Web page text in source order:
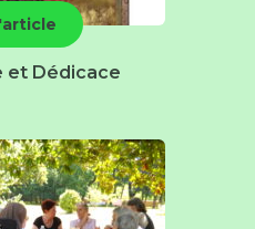
et Dédicace